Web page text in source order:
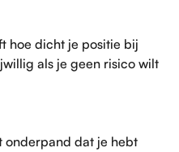
hoe dicht je positie bij
als je geen risico wilt
onderpand dat je hebt